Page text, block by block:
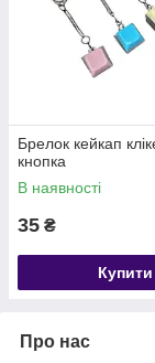
Брелок кейкап
кнопка
В наявності
35 ₴
Купити
Про нас